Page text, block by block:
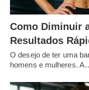
Como Diminuir
Resultados
O desejo de ter uma
homens e mulheres.